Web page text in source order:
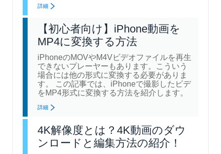
詳細
【初心者向け】iPhone動画を
MP4に変換する方法
iPhoneのMOVやM4Vビデオファイルを再生
できないプレーヤーもあります。こういう
場合には他の形式に変換する必要がありま
す。 この記事では、iPhoneで撮影したビデ
をMP4形式に変換する方法を紹介します。
詳細
4K解像度とは？4K動画のダウ
ンロードと編集方法の紹介！